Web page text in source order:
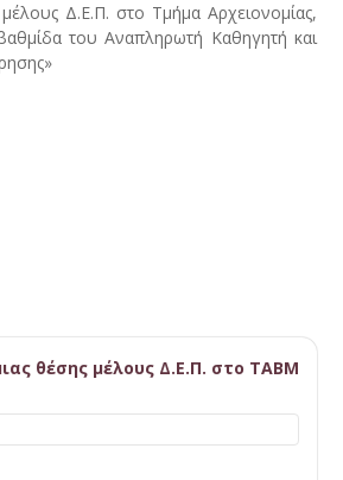
Δ.Ε.Π. στο Τμήμα Αρχειονομίας,
του Αναπληρωτή Καθηγητή και
θέσης μέλους Δ.Ε.Π. στο TABM